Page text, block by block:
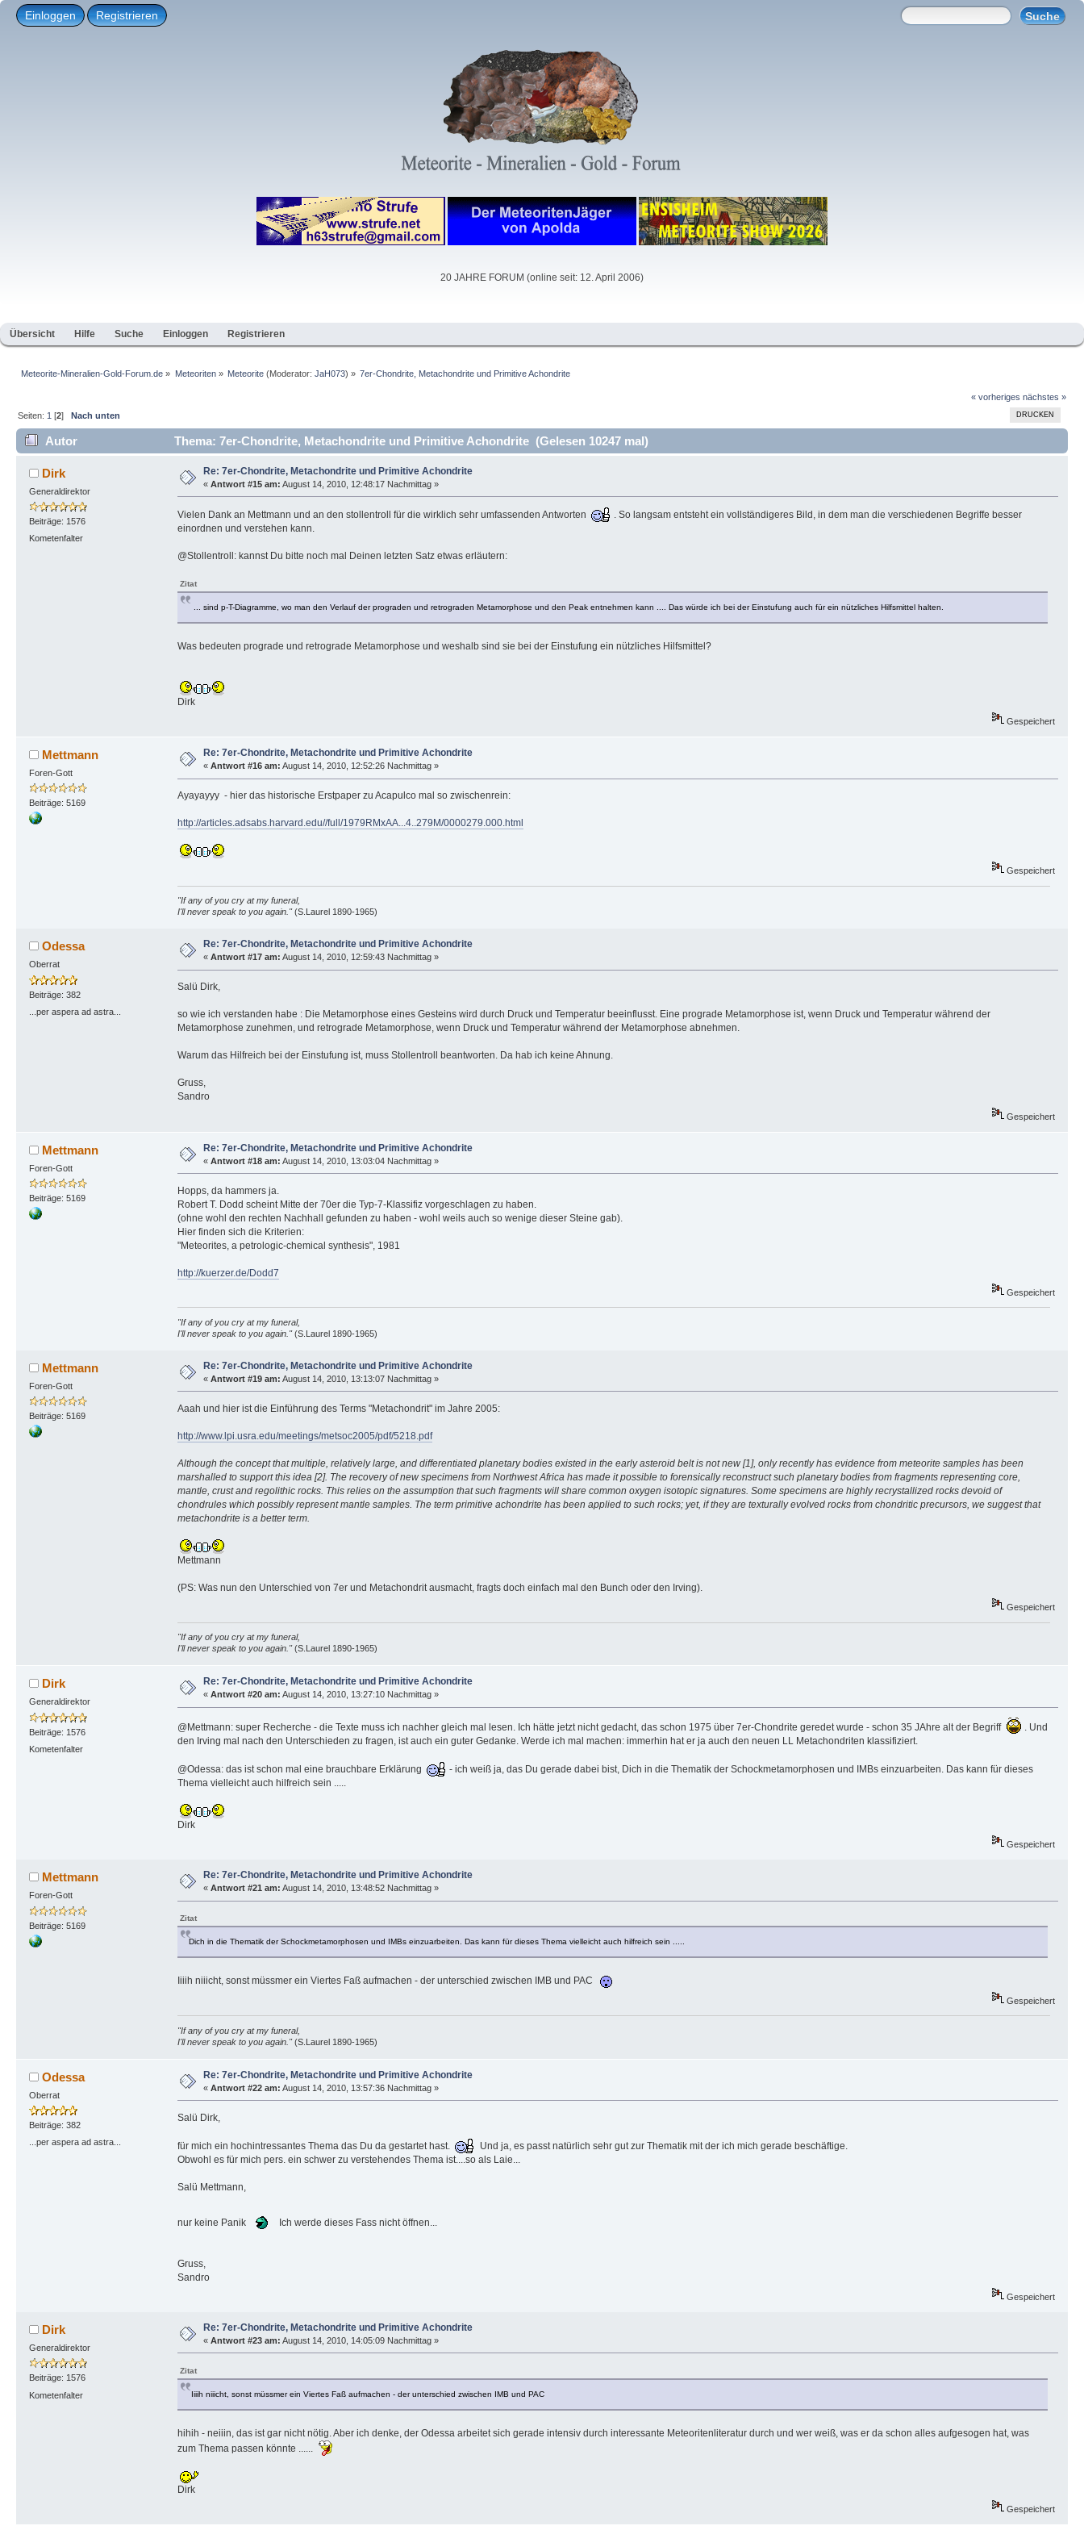
Einloggen Registrieren
20 JAHRE FORUM (online seit: 12. April 2006)
Übersicht Hilfe Suche Einloggen Registrieren
Meteorite-Mineralien-Gold-Forum.de » Meteoriten» Meteorite(Moderator: JaH073) » 7er-Chondrite, Metachondrite und Primitive Achondrite
« vorheriges nächstes »
DRUCKEN
Seiten: 1 [2]Nach unten
Autor Thema: 7er-Chondrite, Metachondrite und Primitive Achondrite (Gelesen 10247 mal)
Dirk
Generaldirektor
Beiträge: 1576
Kometenfalter
Re: 7er-Chondrite, Metachondrite und Primitive Achondrite
« Antwort #15 am: August 14, 2010, 12:48:17 Nachmittag »
Vielen Dank an Mettmann und an den stollentroll für die wirklich sehr umfassenden Antworten
. So langsam entsteht ein vollständigeres Bild, in dem man die verschiedenen Begriffe besser
einordnen und verstehen kann.
@Stollentroll: kannst Du bitte noch mal Deinen letzten Satz etwas erläutern:
Zitat
... sind p-T-Diagramme, wo man den Verlauf der prograden und retrograden Metamorphose und den Peak entnehmen kann .... Das würde ich bei der Einstufung auch für ein nützliches Hilfsmittel halten.
Was bedeuten prograde und retrograde Metamorphose und weshalb sind sie bei der Einstufung ein nützliches Hilfsmittel?
Dirk
Gespeichert
Mettmann
Foren-Gott
Beiträge: 5169
Re: 7er-Chondrite, Metachondrite und Primitive Achondrite
« Antwort #16 am: August 14, 2010, 12:52:26 Nachmittag »
Ayayayyy - hier das historische Erstpaper zu Acapulco mal so zwischenrein:
http://articles.adsabs.harvard.edu//full/1979RMxAA...4..279M/0000279.000.html
Gespeichert
"If any of you cry at my funeral,
I'll never speak to you again."(S.Laurel 1890-1965)
Odessa
Oberrat
Beiträge: 382
...per aspera ad astra...
Re: 7er-Chondrite, Metachondrite und Primitive Achondrite
« Antwort #17 am: August 14, 2010, 12:59:43 Nachmittag »
Salü Dirk,
so wie ich verstanden habe : Die Metamorphose eines Gesteins wird durch Druck und Temperatur beeinflusst. Eine prograde Metamorphose ist, wenn Druck und Temperatur während der
Metamorphose zunehmen, und retrograde Metamorphose, wenn Druck und Temperatur während der Metamorphose abnehmen.
Warum das Hilfreich bei der Einstufung ist, muss Stollentroll beantworten. Da hab ich keine Ahnung.
Gruss,
Sandro
Gespeichert
Mettmann
Foren-Gott
Beiträge: 5169
Re: 7er-Chondrite, Metachondrite und Primitive Achondrite
« Antwort #18 am: August 14, 2010, 13:03:04 Nachmittag »
Hopps, da hammers ja.
Robert T. Dodd scheint Mitte der 70er die Typ-7-Klassifiz vorgeschlagen zu haben.
(ohne wohl den rechten Nachhall gefunden zu haben - wohl weils auch so wenige dieser Steine gab).
Hier finden sich die Kriterien:
"Meteorites, a petrologic-chemical synthesis", 1981
http://kuerzer.de/Dodd7
Gespeichert
"If any of you cry at my funeral,
I'll never speak to you again."(S.Laurel 1890-1965)
Mettmann
Foren-Gott
Beiträge: 5169
Re: 7er-Chondrite, Metachondrite und Primitive Achondrite
« Antwort #19 am: August 14, 2010, 13:13:07 Nachmittag »
Aaah und hier ist die Einführung des Terms "Metachondrit" im Jahre 2005:
http://www.lpi.usra.edu/meetings/metsoc2005/pdf/5218.pdf
Although the concept that multiple, relatively large, and differentiated planetary bodies existed in the early asteroid belt is not new [1], only recently has evidence from meteorite samples has been
marshalled to support this idea [2]. The recovery of new specimens from Northwest Africa has made it possible to forensically reconstruct such planetary bodies from fragments representing core,
mantle, crust and regolithic rocks. This relies on the assumption that such fragments will share common oxygen isotopic signatures. Some specimens are highly recrystallized rocks devoid of
chondrules which possibly represent mantle samples. The term primitive achondrite has been applied to such rocks; yet, if they are texturally evolved rocks from chondritic precursors, we suggest that
metachondrite is a better term.
Mettmann
(PS: Was nun den Unterschied von 7er und Metachondrit ausmacht, fragts doch einfach mal den Bunch oder den Irving).
Gespeichert
"If any of you cry at my funeral,
I'll never speak to you again."(S.Laurel 1890-1965)
Dirk
Generaldirektor
Beiträge: 1576
Kometenfalter
Re: 7er-Chondrite, Metachondrite und Primitive Achondrite
« Antwort #20 am: August 14, 2010, 13:27:10 Nachmittag »
@Mettmann: super Recherche - die Texte muss ich nachher gleich mal lesen. Ich hätte jetzt nicht gedacht, das schon 1975 über 7er-Chondrite geredet wurde - schon 35 JAhre alt der Begriff
. Und
den Irving mal nach den Unterschieden zu fragen, ist auch ein guter Gedanke. Werde ich mal machen: immerhin hat er ja auch den neuen LL Metachondriten klassifiziert.
@Odessa: das ist schon mal eine brauchbare Erklärung
- ich weiß ja, das Du gerade dabei bist, Dich in die Thematik der Schockmetamorphosen und IMBs einzuarbeiten. Das kann für dieses
Thema vielleicht auch hilfreich sein .....
Dirk
Gespeichert
Mettmann
Foren-Gott
Beiträge: 5169
Re: 7er-Chondrite, Metachondrite und Primitive Achondrite
« Antwort #21 am: August 14, 2010, 13:48:52 Nachmittag »
Zitat
Dich in die Thematik der Schockmetamorphosen und IMBs einzuarbeiten. Das kann für dieses Thema vielleicht auch hilfreich sein .....
Iiiih niiicht, sonst müssmer ein Viertes Faß aufmachen - der unterschied zwischen IMB und PAC
Gespeichert
"If any of you cry at my funeral,
I'll never speak to you again."(S.Laurel 1890-1965)
Odessa
Oberrat
Beiträge: 382
...per aspera ad astra...
Re: 7er-Chondrite, Metachondrite und Primitive Achondrite
« Antwort #22 am: August 14, 2010, 13:57:36 Nachmittag »
Salü Dirk,
für mich ein hochintressantes Thema das Du da gestartet hast.
Und ja, es passt natürlich sehr gut zur Thematik mit der ich mich gerade beschäftige.
Obwohl es für mich pers. ein schwer zu verstehendes Thema ist....so als Laie...
Salü Mettmann,
nur keine Panik Ich werde dieses Fass nicht öffnen...
Gruss,
Sandro
Gespeichert
Dirk
Generaldirektor
Beiträge: 1576
Kometenfalter
Re: 7er-Chondrite, Metachondrite und Primitive Achondrite
« Antwort #23 am: August 14, 2010, 14:05:09 Nachmittag »
Zitat
Iiiih niiicht, sonst müssmer ein Viertes Faß aufmachen - der unterschied zwischen IMB und PAC
hihih - neiiin, das ist gar nicht nötig. Aber ich denke, der Odessa arbeitet sich gerade intensiv durch interessante Meteoritenliteratur durch und wer weiß, was er da schon alles aufgesogen hat, was
zum Thema passen könnte ......
Dirk
Gespeichert